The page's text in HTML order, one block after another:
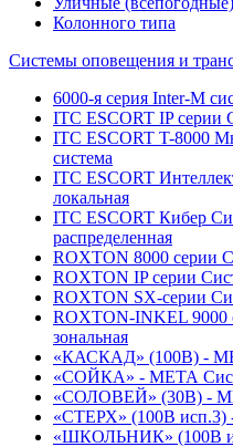
Колонного типа
Системы оповещения и
6000-я серия Inter-M
ITC ESCORT IP серии
ITC ESCORT T-8000
система
ITC ESCORT
локальная
ITC ESCORT Кибер
распределенная
ROXTON 8000 серии
ROXTON IP серии
ROXTON SX-серии
ROXTON-INKEL 9000
зональная
«КАСКАД» (100В) -
«СОЙКА» - МЕТА
«СОЛОВЕЙ» (30В) -
«СТЕРХ» (100В
«ШКОЛЬНИК» (100В